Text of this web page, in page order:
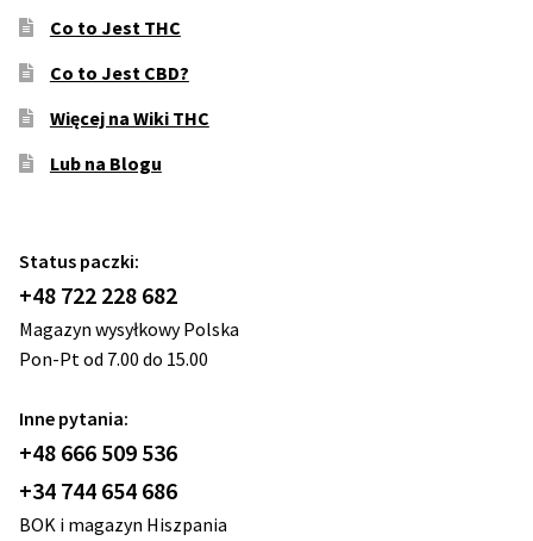
Co to Jest THC
Co to Jest CBD?
Więcej na Wiki THC
Lub na Blogu
Status paczki:
+48 722 228 682
Magazyn wysyłkowy Polska
Pon-Pt od 7.00 do 15.00
Inne pytania:
+48 666 509 536
+34 744 654 686
BOK i magazyn Hiszpania